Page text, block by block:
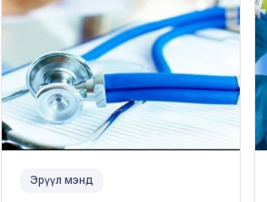
Эрүүл мэнд